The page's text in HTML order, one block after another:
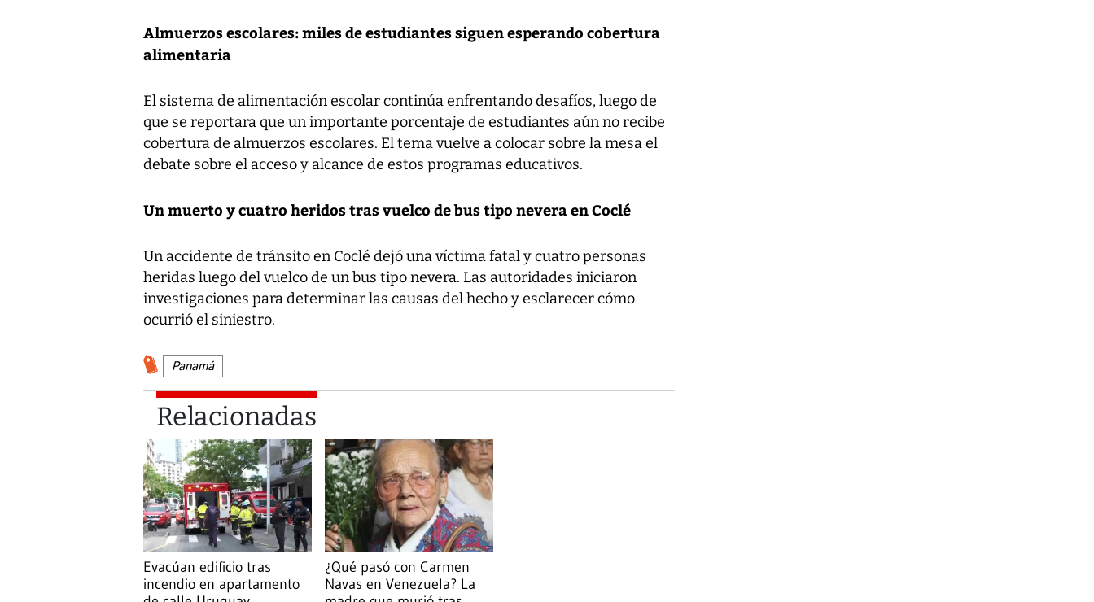
Almuerzos escolares: miles de estudiantes siguen esperando cobertura
alimentaria
El sistema de alimentación escolar continúa enfrentando desafíos, luego de
que se reportara que un importante porcentaje de estudiantes aún no recibe
cobertura de almuerzos escolares. El tema vuelve a colocar sobre la mesa el
debate sobre el acceso y alcance de estos programas educativos.
Un muerto y cuatro heridos tras vuelco de bus tipo nevera en Coclé
Un accidente de tránsito en Coclé dejó una víctima fatal y cuatro personas
heridas luego del vuelco de un bus tipo nevera. Las autoridades iniciaron
investigaciones para determinar las causas del hecho y esclarecer cómo
ocurrió el siniestro.
Panamá
Relacionadas
Evacúan edificio tras
incendio en apartamento
¿Qué pasó con Carmen
Navas en Venezuela? La